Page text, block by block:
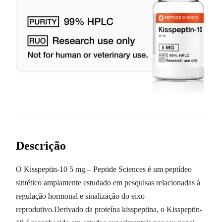
Descrição
O Kisspeptin-10 5 mg – Peptide Sciences é um peptídeo
sintético amplamente estudado em pesquisas relacionadas à
regulação hormonal e sinalização do eixo
reprodutivo.Derivado da proteína kisspeptina, o Kisspeptin-